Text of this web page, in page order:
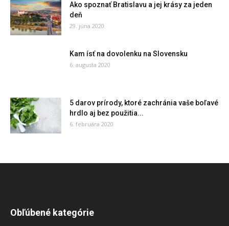
Ako spoznať Bratislavu a jej krásy za jeden
deň
29. júna 2020
Kam ísť na dovolenku na Slovensku
6. augusta 2020
5 darov prírody, ktoré zachránia vaše boľavé
hrdlo aj bez použitia...
6. februára 2020
Obľúbené kategórie